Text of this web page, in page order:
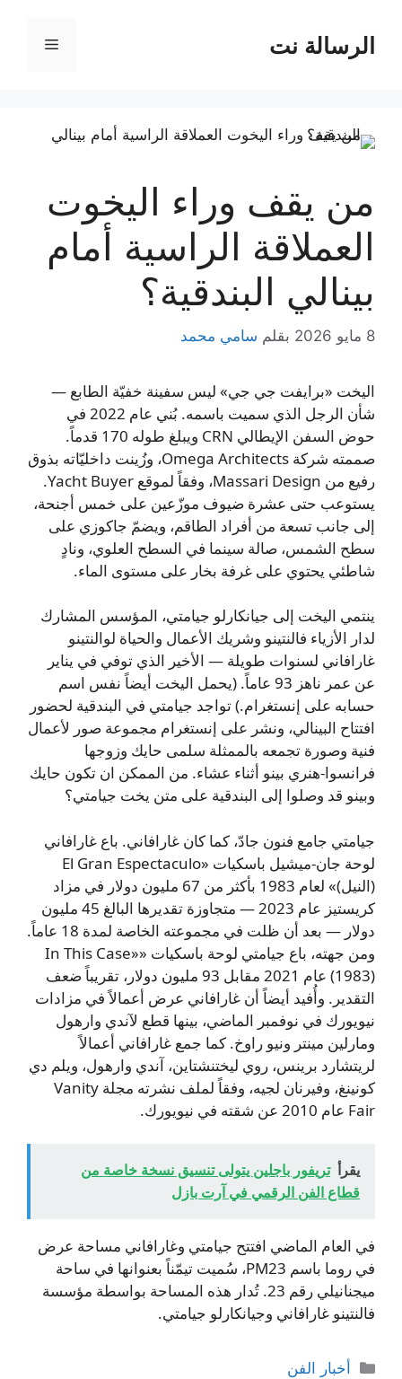
المحتوىالرسالة نت القائمة
من يقف وراء اليخوت
العملاقة الراسية أمام
بينالي البندقية؟
8 مايو 2026 بقلم سامي محمد
اليخت «برايفت جي جي» ليس سفينة خفيّة الطابع —
شأن الرجل الذي سميت باسمه. بُني عام 2022 في
حوض السفن الإيطالي CRN ويبلغ طوله 170 قدماً.
صممته شركة Omega Architects، وزُينت داخليّاته بذوق
رفيع من Massari Design، وفقاً لموقع Yacht Buyer.
يستوعب حتى عشرة ضيوف موزّعين على خمس أجنحة،
إلى جانب تسعة من أفراد الطاقم، ويضمّ جاكوزي على
سطح الشمس، صالة سينما في السطح العلوي، ونادٍ
شاطئي يحتوي على غرفة بخار على مستوى الماء.
ينتمي اليخت إلى جيانكارلو جيامتي، المؤسس المشارك
لدار الأزياء فالنتينو وشريك الأعمال والحياة لوالنتينو
غارافاني لسنوات طويلة — الأخير الذي توفي في يناير
عن عمر ناهز 93 عاماً. (يحمل اليخت أيضاً نفس اسم
حسابه على إنستغرام.) تواجد جيامتي في البندقية لحضور
افتتاح البينالي، ونشر على إنستغرام مجموعة صور لأعمال
فنية وصورة تجمعه بالممثلة سلمى حايك وزوجها
فرانسوا-هنري بينو أثناء عشاء. من الممكن ان تكون حايك
وبينو قد وصلوا إلى البندقية على متن يخت جيامتي؟
جيامتي جامع فنون جادّ، كما كان غارافاني. باع غارافاني
لوحة جان-ميشيل باسكيات «El Gran Espectaculo
(النيل)» لعام 1983 بأكثر من 67 مليون دولار في مزاد
كريستيز عام 2023 — متجاوزة تقديرها البالغ 45 مليون
دولار — بعد أن ظلت في مجموعته الخاصة لمدة 18 عاماً.
ومن جهته، باع جيامتي لوحة باسكيات «In This Case»
(1983) عام 2021 مقابل 93 مليون دولار، تقريباً ضعف
التقدير. وأُفيد أيضاً أن غارافاني عرض أعمالاً في مزادات
نيويورك في نوفمبر الماضي، بينها قطع لآندي وارهول
ومارلين مينتر ونيو راوخ. كما جمع غارافاني أعمالاً
لريتشارد برينس، روي ليختنشتاين، آندي وارهول، ويلم دي
كونينغ، وفيرنان لجيه، وفقاً لملف نشرته مجلة Vanity
Fair عام 2010 عن شقته في نيويورك.
يقرأ تريفور باجلين يتولى تنسيق نسخة خاصة من
قطاع الفن الرقمي في آرت بازل
في العام الماضي افتتح جيامتي وغارافاني مساحة عرض
في روما باسم PM23، سُميت تيمّناً بعنوانها في ساحة
ميجنانيلي رقم 23. تُدار هذه المساحة بواسطة مؤسسة
فالنتينو غارافاني وجيانكارلو جيامتي.
التصنيفات
أخبار الفن